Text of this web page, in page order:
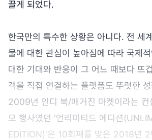
끌게 되었다.
한국만의 특수한 상황은 아니다. 전 세
물에 대한 관심이 높아짐에 따라 국제
대한 기대와 반응이 그 어느 때보다 뜨
객을 직접 연결하는 플랫폼도 뚜렷한
2009년 인디 북/매거진 마켓이라는 컨
모 행사였던 '언리미티드 에디션
EDITION)'은 10회째를 맞은 2018년